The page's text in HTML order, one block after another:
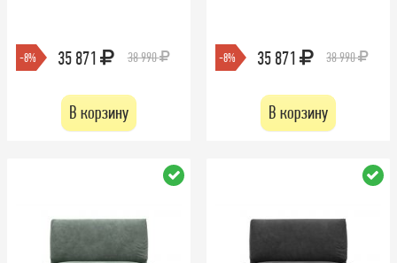
-8% 35 871 38 990
В корзину
-8% 35 871 38 990
В корзину